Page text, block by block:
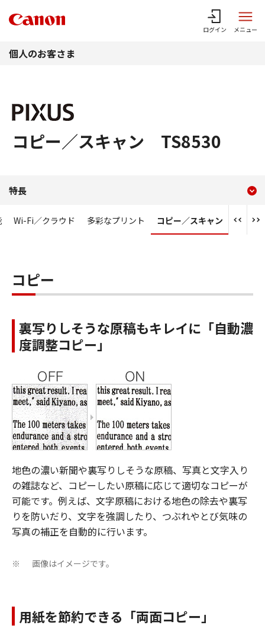
ログイン メニュー
個人のお客さま
コピー／スキャン TS8530
コピー／スキャン PIXUS
特長
Wi-Fi／クラウド 多彩なプリント コピー／スキャン
コピー
裏写りしそうな原稿もキレイに「自動濃
度調整コピー」
地色の濃い新聞や裏写りしそうな原稿、写真と文字入り
の雑誌など、コピーしたい原稿に応じて適切なコピーが
可能です。例えば、文字原稿における地色の除去や裏写
りを防いだり、文字を強調したり、つぶれやとび気味の
写真の補正を自動的に行います。
※ 画像はイメージです。
用紙を節約できる「両面コピー」